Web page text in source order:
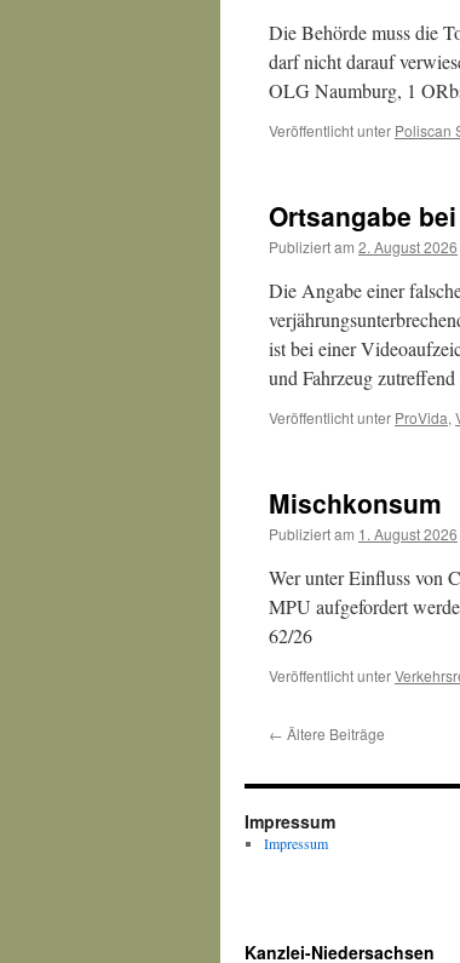
Die Behörde muss die
darf nicht darauf
OLG Naumburg, 1
Veröffentlicht unter Poliscan
Ortsangabe
Publiziert am 2. August 2026
Die Angabe einer
ist bei einer
und Fahrzeug
Veröffentlicht unter ProVida,
Mischkonsum
Publiziert am 1. August 2026
Wer unter Einfluss von
MPU aufgefordert
62/26
Veröffentlicht unter
← Ältere Beiträge
Impressum
Impressum
Kanzlei-Niedersachsen